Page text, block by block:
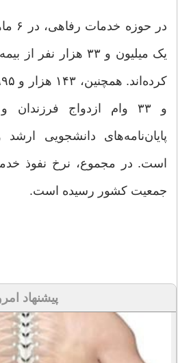
در
یک میلیون و ۳۳ هزار
پایان‌نامه‌های دانشجویی
جمعیت کشور رسیده است.
پیشنهاد